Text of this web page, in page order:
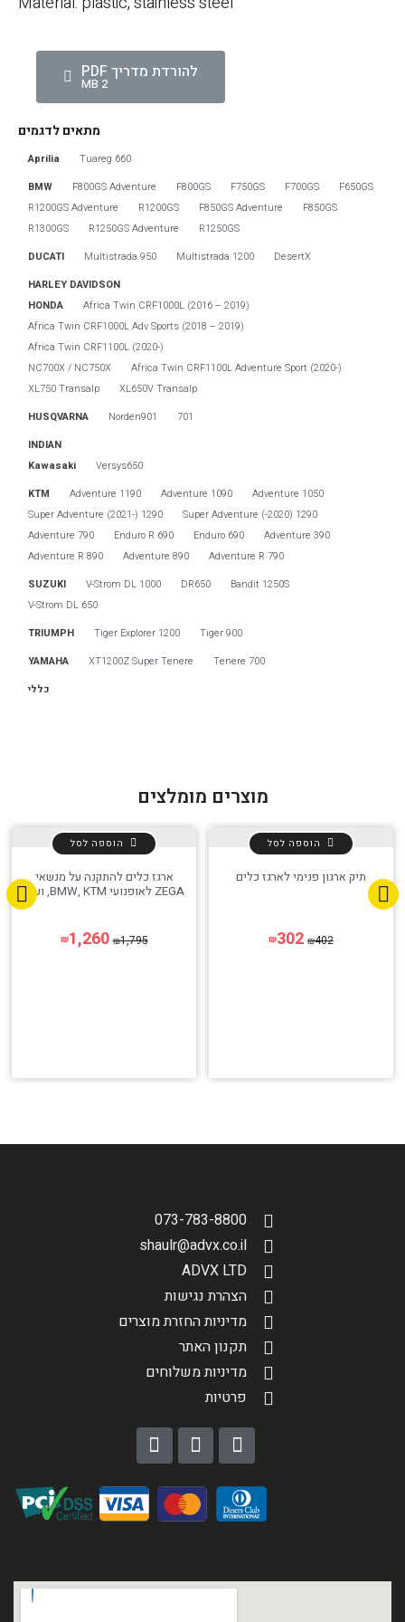
להורדת מדריך PDF
2 MB
מתאים לדגמים
Aprilia
Tuareg 660
BMW
F650GS
F700GS
F750GS
F800GS
F800GS Adventure
F850GS
F850GS Adventure
R1200GS
R1200GS Adventure
R1250GS
R1250GS Adventure
R1300GS
DUCATI
DesertX
Multistrada 1200
Multistrada 950
HARLEY DAVIDSON
HONDA
Africa Twin CRF1000L (2016 – 2019)
Africa Twin CRF1000L Adv Sports (2018 – 2019)
Africa Twin CRF1100L (2020-)
Africa Twin CRF1100L Adventure Sport (2020-)
NC700X / NC750X
XL650V Transalp
XL750 Transalp
HUSQVARNA
701
Norden901
INDIAN
Kawasaki
Versys650
KTM
1050 Adventure
1090 Adventure
1190 Adventure
1290 Super Adventure (-2020)
1290 Super Adventure (2021-)
390 Adventure
690 Enduro
690 Enduro R
790 Adventure
790 Adventure R
890 Adventure
890 Adventure R
SUZUKI
Bandit 1250S
DR650
V-Strom DL 1000
V-Strom DL 650
TRIUMPH
Tiger 900
Tiger Explorer 1200
YAMAHA
Tenere 700
XT1200Z Super Tenere
כללי
מוצרים מומלצים
תיק ארגון פנימי לארגז כלים
₪402
₪302
הוספה לסל
ארגז כלים להתקנה על מנשאי
ZEGA לאופנועי BMW, KTM, ועוד
₪1,795
₪1,260
הוספה לסל
073-783-8800
shaulr@advx.co.il
ADVX LTD
הצהרת נגישות
מדיניות החזרת מוצרים
תקנון האתר
מדיניות משלוחים
פרטיות
הגדר סוג האופנוע שלך